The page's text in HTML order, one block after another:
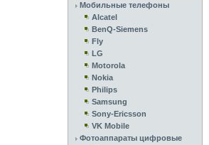
Мобильные телефоны
Alcatel
BenQ-Siemens
Fly
LG
Motorola
Nokia
Philips
Samsung
Sony-Ericsson
VK Mobile
Фотоаппараты цифровые